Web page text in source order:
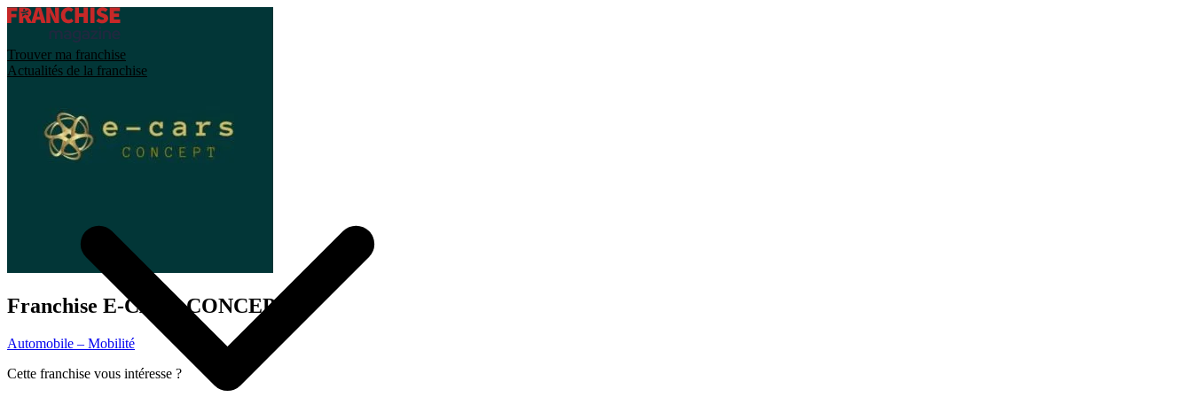
Trouver ma franchise
Actualités de la franchise
Franchise E-CARS CONCEPT
Automobile – Mobilité
Cette franchise vous intéresse ?